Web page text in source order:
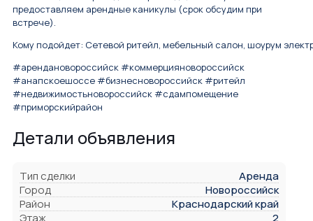
предоставляем арендные каникулы (срок обсудим при
встрече).
Кому подойдет: Сетевой ритейл, мебельный салон, шоурум
#арендановороссийск #коммерцияновороссийск
#анапскоешоссе #бизнесновороссийск #ритейл
#недвижимостьновороссийск #сдампомещение
#приморскийрайон
Детали объявления
Тип сделки
Аренда
Город
Новороссийск
Район
Краснодарский край